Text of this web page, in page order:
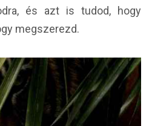
és azt is tudod, hogy
megszerezd.